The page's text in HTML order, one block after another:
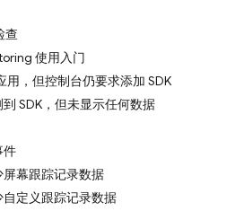
查
使用入门
用，但控制台仍要求添加 SDK
SDK，但未显示任何数据
件
幕跟踪记录数据
定义跟踪记录数据